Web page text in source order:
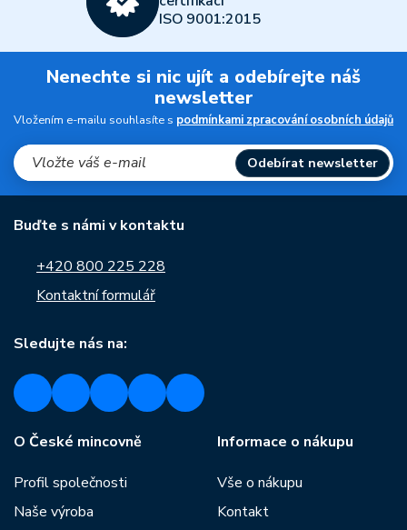
ISO 9001:2015
Nenechte si nic ujít a odebírejte náš
newsletter
Vložením e-mailu souhlasíte s podmínkami zpracování osobních údajů
Odebírat newsletter
Buďte s námi v kontaktu
+420 800 225 228
Kontaktní formulář
Sledujte nás na:
O České mincovně
Profil společnosti
Naše výroba
Informace o nákupu
Vše o nákupu
Kontakt